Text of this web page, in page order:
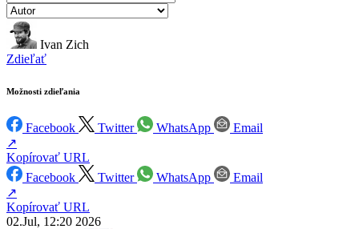
Ivan Zich
Zdieľať
Možnosti zdieľania
Facebook Twitter WhatsApp
Email
↗
Kopírovať URL
Facebook
Twitter WhatsApp
Email
↗
Kopírovať URL
02.Jul, 12:20 2026